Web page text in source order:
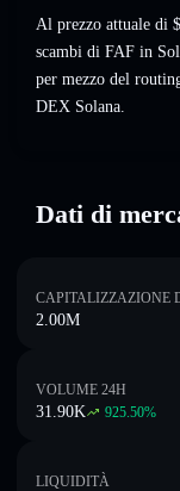
Al prezzo attuale di
scambi di FAF in
per mezzo del
DEX Solana.
Dati di
CAPITALIZZAZIONE
2.00M
VOLUME 24H
31.90K 925.50%
LIQUIDITÀ